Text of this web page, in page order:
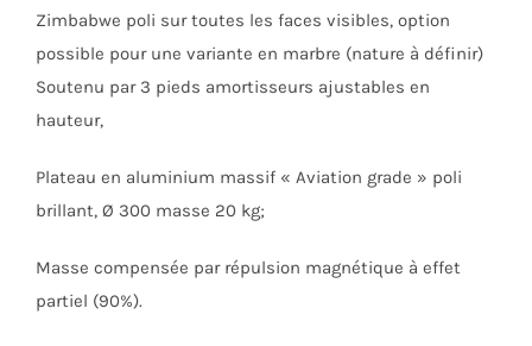
Zimbabwe poli sur toutes les faces visibles, option
possible pour une variante en marbre (nature à définir)
Soutenu par 3 pieds amortisseurs ajustables en
hauteur,
Plateau en aluminium massif « Aviation grade » poli
brillant, Ø 300 masse 20 kg;
Masse compensée par répulsion magnétique à effet
partiel (90%).